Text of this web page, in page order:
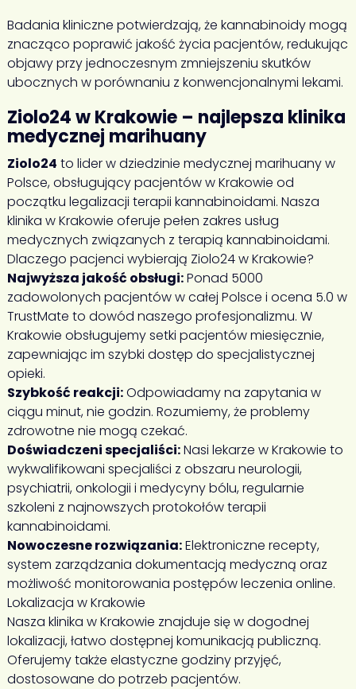
Badania kliniczne potwierdzają, że kannabinoidy mogą
znacząco poprawić jakość życia pacjentów, redukując
objawy przy jednoczesnym zmniejszeniu skutków
ubocznych w porównaniu z konwencjonalnymi lekami.
Ziolo24 w Krakowie – najlepsza klinika
medycznej marihuany
Ziolo24 to lider w dziedzinie medycznej marihuany w
Polsce, obsługujący pacjentów w Krakowie od
początku legalizacji terapii kannabinoidami. Nasza
klinika w Krakowie oferuje pełen zakres usług
medycznych związanych z terapią kannabinoidami.
Dlaczego pacjenci wybierają Ziolo24 w Krakowie?
Najwyższa jakość obsługi:Ponad 5000
zadowolonych pacjentów w całej Polsce i ocena 5.0 w
TrustMate to dowód naszego profesjonalizmu. W
Krakowie obsługujemy setki pacjentów miesięcznie,
zapewniając im szybki dostęp do specjalistycznej
opieki.
Szybkość reakcji:Odpowiadamy na zapytania w
ciągu minut, nie godzin. Rozumiemy, że problemy
zdrowotne nie mogą czekać.
Doświadczeni specjaliści:Nasi lekarze w Krakowie to
wykwalifikowani specjaliści z obszaru neurologii,
psychiatrii, onkologii i medycyny bólu, regularnie
szkoleni z najnowszych protokołów terapii
kannabinoidami.
Nowoczesne rozwiązania:Elektroniczne recepty,
system zarządzania dokumentacją medyczną oraz
możliwość monitorowania postępów leczenia online.
Lokalizacja w Krakowie
Nasza klinika w Krakowie znajduje się w dogodnej
lokalizacji, łatwo dostępnej komunikacją publiczną.
Oferujemy także elastyczne godziny przyjęć,
dostosowane do potrzeb pacjentów.